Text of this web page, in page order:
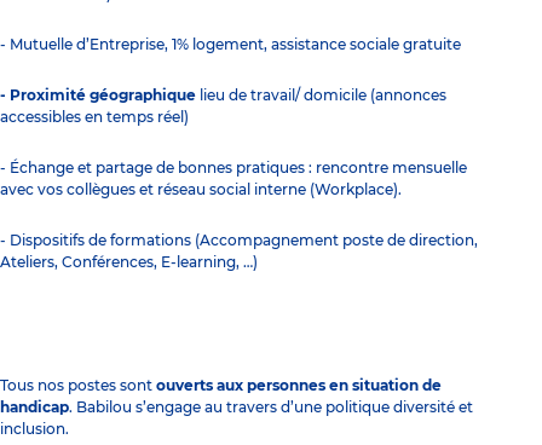
- Mutuelle d’Entreprise, 1% logement, assistance sociale gratuite
- Proximité géographique lieu de travail/ domicile (annonces
accessibles en temps réel)
- Échange et partage de bonnes pratiques : rencontre mensuelle
avec vos collègues et réseau social interne (Workplace).
- Dispositifs de formations (Accompagnement poste de direction,
Ateliers, Conférences, E-learning, …)
Tous nos postes sont ouverts aux personnes en situation de
handicap. Babilou s’engage au travers d’une politique diversité et
inclusion.